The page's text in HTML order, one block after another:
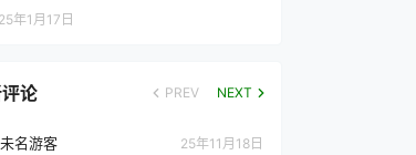
25年1月17日
论 PREV NEXT
未名游客 25年11月18日